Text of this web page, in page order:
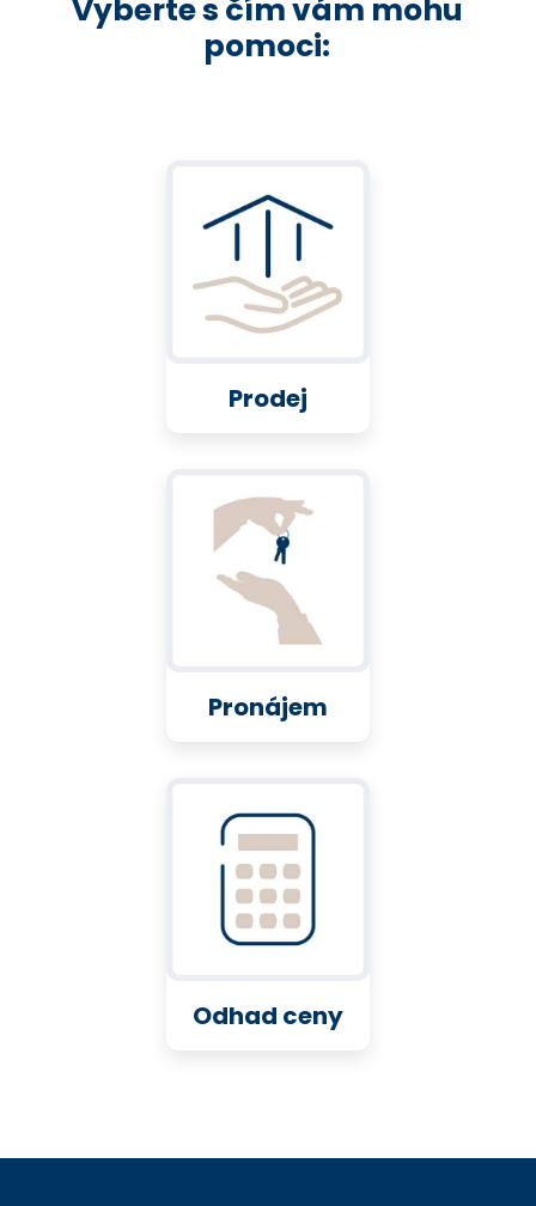
Vyberte s čím vám mohu
pomoci:
Prodej
Pronájem
Odhad ceny